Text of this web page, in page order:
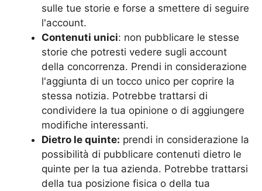
sulle tue storie e forse a smettere di seguire
l'account.
Contenuti unici: non pubblicare le stesse
storie che potresti vedere sugli account
della concorrenza. Prendi in considerazione
l'aggiunta di un tocco unico per coprire la
stessa notizia. Potrebbe trattarsi di
condividere la tua opinione o di aggiungere
modifiche interessanti.
Dietro le quinte: prendi in considerazione la
possibilità di pubblicare contenuti dietro le
quinte per la tua azienda. Potrebbe trattarsi
della tua posizione fisica o della tua